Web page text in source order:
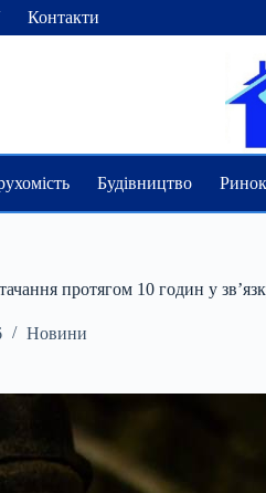
Контакти
Будівництво Ринок
протягом 10 годин у
Новини